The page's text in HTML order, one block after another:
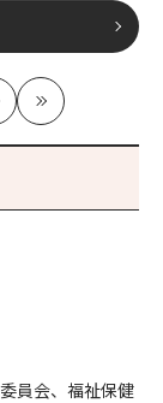
最
新
員会、福祉保健